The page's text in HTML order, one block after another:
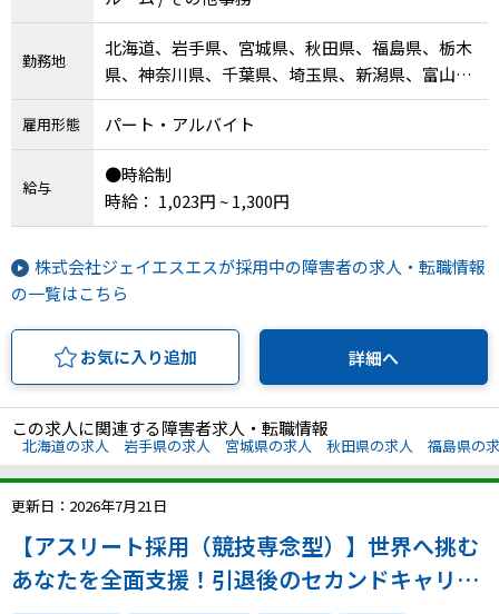
勤務地
北海道、岩手県、宮城県、秋田県、福島県、栃木
県、神奈川県、千葉県、埼玉県、新潟県、富山
県、岐阜県、愛知県、三重県、兵庫県、鳥取県、
島根県、岡山県、広島県、高知県、福岡県、沖縄
県
雇用形態 パート・アルバイト
給与
●時給制
時給： 1,023円 ~ 1,300円
株式会社ジェイエスエスが採用中の障害者の求人・転職情報
の一覧はこちら
お気に入り追加 詳細へ
この求人に関連する障害者求人・転職情報
北海道の求人 岩手県の求人 宮城県の求人 秋田県の求人 福島県の
更新日：2026年7月21日
【アスリート採用（競技専念型）】世界へ挑む
あなたを全面支援！引退後のセカンドキャリア